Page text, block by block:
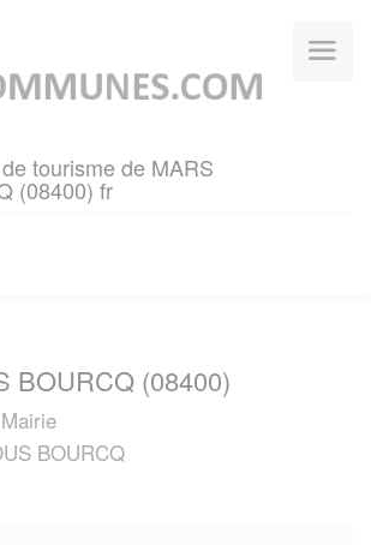
tourisme de MARS
(08400) fr
BOURCQ (08400)
BOURCQ